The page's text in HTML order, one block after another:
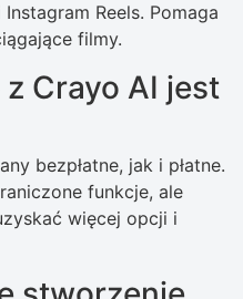
Reels. Pomaga
filmy.
Crayo AI jest
bezpłatne, jak i płatne.
funkcje, ale
więcej opcji i